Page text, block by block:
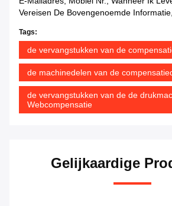
Vereisen De Bovengenoemde
Tags:
de vervangstukken van de
de machinedelen van de
de vervangstukken van de de
Webcompensatie
Gelijkaardige